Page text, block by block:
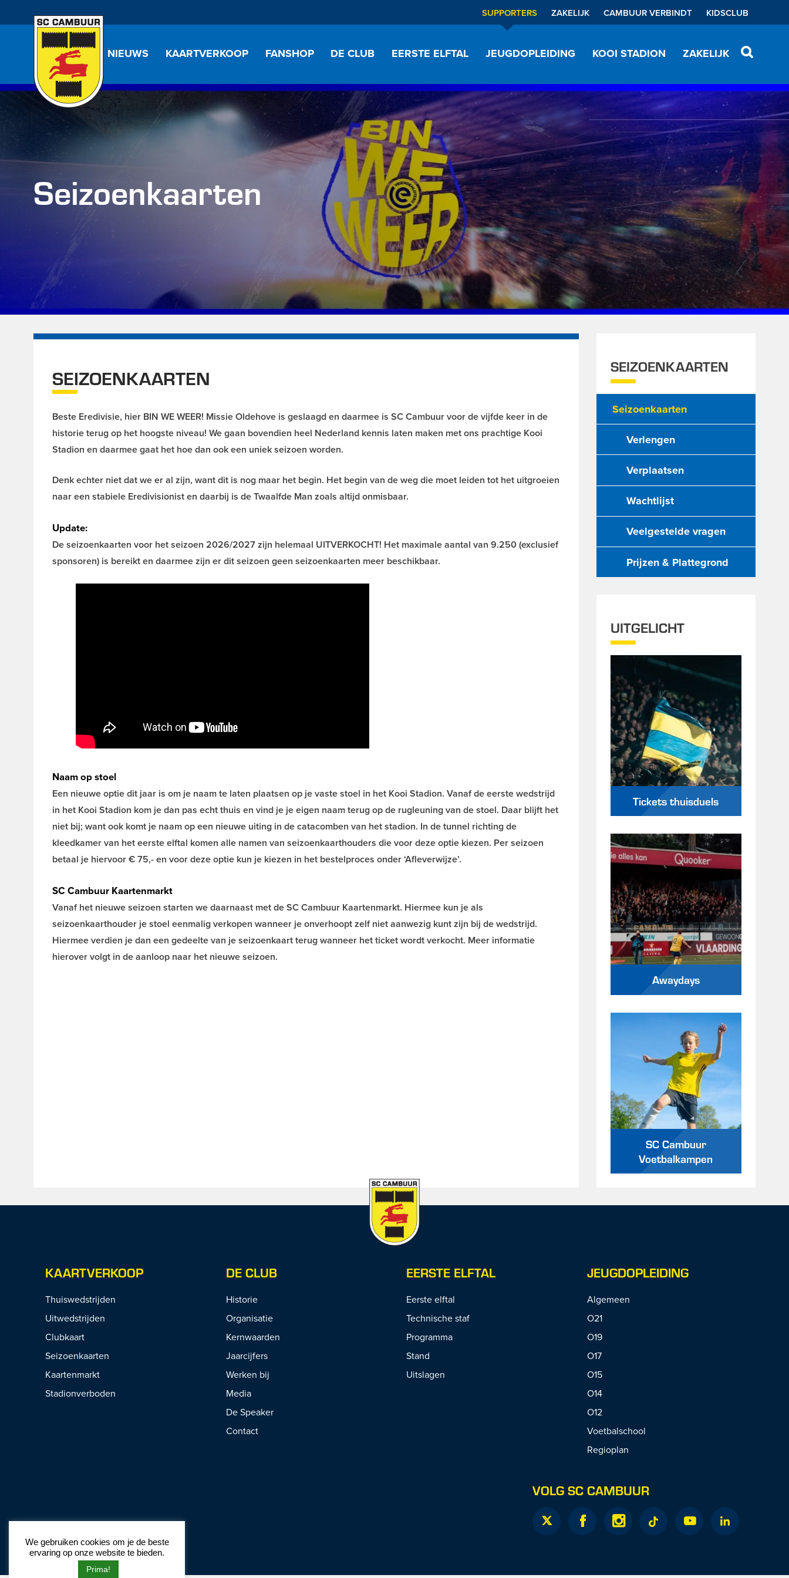
SUPPORTERS ZAKELIJK CAMBUUR VERBINDT KIDSCLUB
NIEUWS KAARTVERKOOP FANSHOP DE CLUB EERSTE ELFTAL JEUGDOPLEIDING KOOI STADION ZAKELIJK
Seizoenkaarten
SEIZOENKAARTEN
Beste Eredivisie, hier BIN WE WEER! Missie Oldehove is geslaagd en daarmee is SC Cambuur voor de vijfde keer in de
historie terug op het hoogste niveau! We gaan bovendien heel Nederland kennis laten maken met ons prachtige Kooi
Stadion en daarmee gaat het hoe dan ook een uniek seizoen worden.
Denk echter niet dat we er al zijn, want dit is nog maar het begin. Het begin van de weg die moet leiden tot het uitgroeien
naar een stabiele Eredivisionist en daarbij is de Twaalfde Man zoals altijd onmisbaar.
Update:
De seizoenkaarten voor het seizoen 2026/2027 zijn helemaal UITVERKOCHT! Het maximale aantal van 9.250 (exclusief
sponsoren) is bereikt en daarmee zijn er dit seizoen geen seizoenkaarten meer beschikbaar.
Naam op stoel
Een nieuwe optie dit jaar is om je naam te laten plaatsen op je vaste stoel in het Kooi Stadion. Vanaf de eerste wedstrijd
in het Kooi Stadion kom je dan pas echt thuis en vind je je eigen naam terug op de rugleuning van de stoel. Daar blijft het
niet bij; want ook komt je naam op een nieuwe uiting in de catacomben van het stadion. In de tunnel richting de
kleedkamer van het eerste elftal komen alle namen van seizoenkaarthouders die voor deze optie kiezen. Per seizoen
betaal je hiervoor € 75,- en voor deze optie kun je kiezen in het bestelproces onder ‘Afleverwijze’.
SC Cambuur Kaartenmarkt
Vanaf het nieuwe seizoen starten we daarnaast met de SC Cambuur Kaartenmarkt. Hiermee kun je als
seizoenkaarthouder je stoel eenmalig verkopen wanneer je onverhoopt zelf niet aanwezig kunt zijn bij de wedstrijd.
Hiermee verdien je dan een gedeelte van je seizoenkaart terug wanneer het ticket wordt verkocht. Meer informatie
hierover volgt in de aanloop naar het nieuwe seizoen.
SEIZOENKAARTEN
Seizoenkaarten
Verlengen
Verplaatsen
Wachtlijst
Veelgestelde vragen
Prijzen & Plattegrond
UITGELICHT
Tickets thuisduels
Awaydays
SC Cambuur
Voetbalkampen
KAARTVERKOOP
Thuiswedstrijden
Uitwedstrijden
Clubkaart
Seizoenkaarten
Kaartenmarkt
Stadionverboden
DE CLUB
Historie
Organisatie
Kernwaarden
Jaarcijfers
Werken bij
Media
De Speaker
Contact
EERSTE ELFTAL
Eerste elftal
Technische staf
Programma
Stand
Uitslagen
JEUGDOPLEIDING
Algemeen
O21
O19
O17
O15
O14
O12
Voetbalschool
Regioplan
VOLG SC CAMBUUR
We gebruiken cookies om je de beste
ervaring op onze website te bieden.
Prima!